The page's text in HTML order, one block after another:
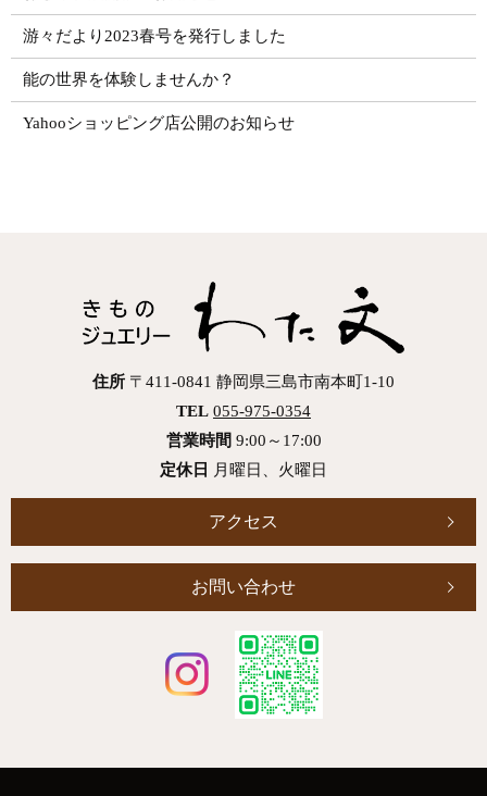
游々だより2023春号を発行しました
能の世界を体験しませんか？
Yahooショッピング店公開のお知らせ
住所 〒411-0841 静岡県三島市南本町1-10
TEL 055-975-0354
営業時間 9:00～17:00
定休日
月曜日、火曜日
アクセス
お問い合わせ